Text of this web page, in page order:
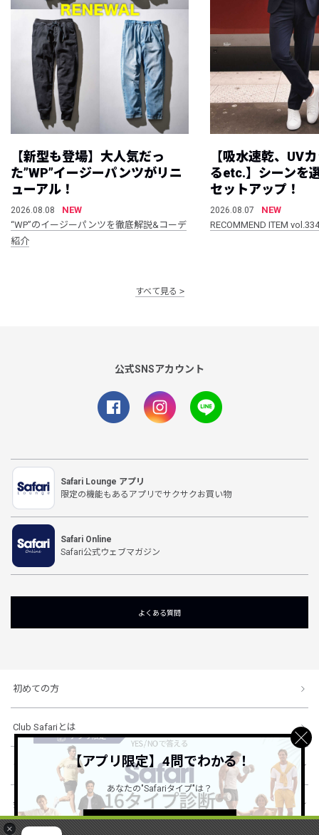
×
【新型も登場】大人気だっ
た”WP”イージーパンツがリニ
ューアル！
2026.08.08
NEW
“WP”のイージーパンツを徹底解説&コーデ
紹介
【吸水速乾、UV
るetc.】シーンを
セットアップ！
2026.08.07
NEW
RECOMMEND ITEM vol.334
すべて見る
公式SNSアカウント
Safari Lounge アプリ
限定の機能もあるアプリでサクサクお買い物
Safari Online
Safari公式ウェブマガジン
よくある質問
初めての方
Club Safariとは
ショッピングガイド
会社概要・規約
【アプリ限定】4問でわかる！
あなたの"Safariタイプ"は？
詳しくはこちら ＞